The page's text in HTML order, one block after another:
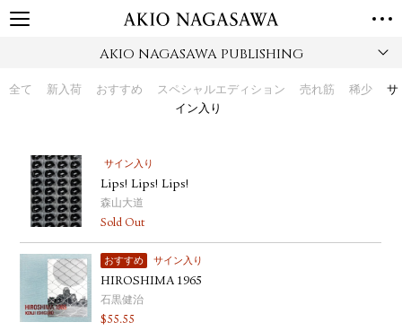
AKIO NAGASAWA PUBLISHING
全て 新入荷 おすすめ スペシャルエディション 売れ筋 稀少
サ
イン入り
サイン入り
Lips! Lips! Lips!
森山大道
Sold Out
おすすめ サイン入り
HIROSHIMA 1965
石黒健治
$55.55
TOP
GALLERY
TORANOMON
PUBLISHING
ONLINE SHOP
NEWS
ABOUT
ABOUT US LOCATIONS
PRIVACY POLICY